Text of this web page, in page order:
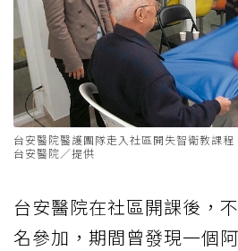
台安醫院醫護團隊走入社區開失智衛教課程
台安醫院／提供
台安醫院在社區開課後，
名參加，期間曾發現一個